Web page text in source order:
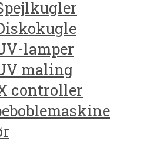
lamper
maling
controller